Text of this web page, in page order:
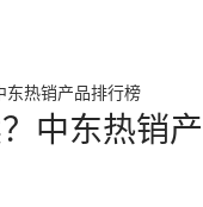
东热销产品排行榜
中东热销产